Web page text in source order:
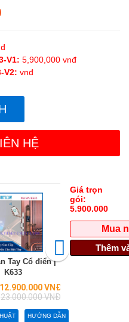
V1: 5,900,000 vnđ
V2: vnđ
HỆ
Tay Cổ điển |
K633
12.900.000 VNĐ
23.000.000 VNĐ
Khóa cửa Kính
Giá trọn
gói:
5.900.000
Mua
Thêm
HƯỚNG DẪN